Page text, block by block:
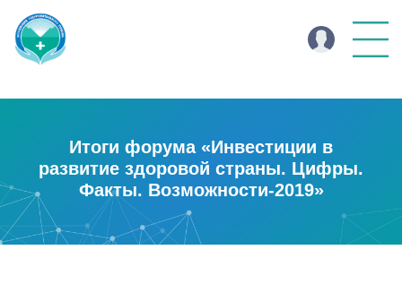
Итоги форума «Инвестиции в
развитие здоровой страны. Цифры.
Факты. Возможности-2019»